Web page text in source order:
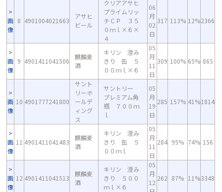
画
像
8 4901004021663
アサヒ
ビール
クリアアサヒ
プライムリッ
チＣＰ ３５
０ｍｌ×６×
４
06
月
02
日
317 113% 12%2366
画
像
9 4901411041506
麒麟麦
酒
キリン 澄み
きり 缶 ５
００ｍｌ×６
05
月
11
日
309 100% 65% 865
画
像
10 4901777241800
サント
リーホ
ールデ
ィング
ス
サントリー
プレミアム角
瓶 ７００ｍ
ｌ
05
月
19
日
285 157% 41%1814
画
像
11 4901411041483
麒麟麦
酒
キリン 澄み
きり 缶 ５
００ｍｌ
05
月
11
日
284 95% 74% 156
画
像
12 4901411041513
麒麟麦
酒
キリン 澄み
きり ５００
ｍｌ×６
05
月
12
262 87% 11%3348